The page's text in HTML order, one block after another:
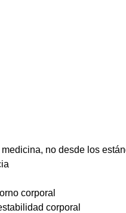
no desde los
corporal
corporal